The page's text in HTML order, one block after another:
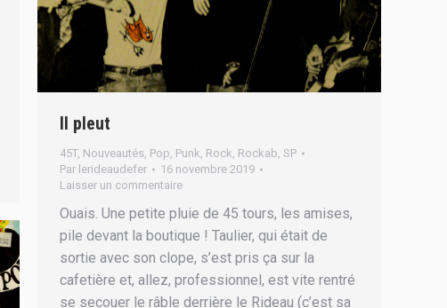
Il pleut
45T, Nouveautés, Pop, Punk, Rock, Rockab, SP
Par lerideaudefer
16 novembre 2019
Laisser un commentaire
Ouais. Une petite pluie de 45 tours, les amises,
pile devant la boutique ! Taulier, qui était de
sortie avec son clope, s’est pris ça sur la
cafetière et, allez, professionnel, est vite rentré
se secouer le râble derrière le Rideau (c’est sa